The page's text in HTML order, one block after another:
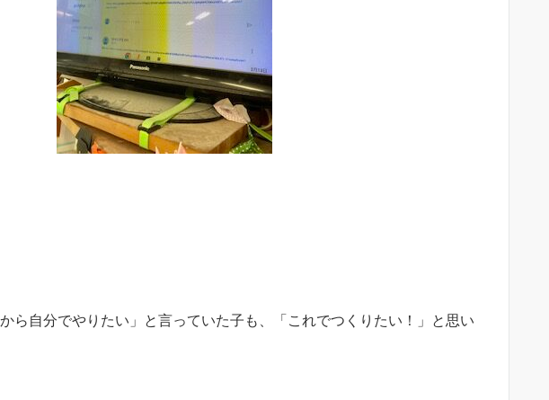
ら自分でやりたい」と言っていた子も、「これでつくりたい！」と思い